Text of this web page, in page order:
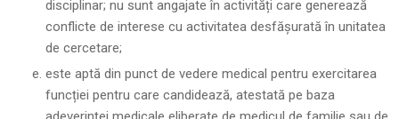
disciplinar; nu sunt angajate în activități care generează
conflicte de interese cu activitatea desfășurată în unitatea
de cercetare;
este aptă din punct de vedere medical pentru exercitarea
funcției pentru care candidează, atestată pe baza